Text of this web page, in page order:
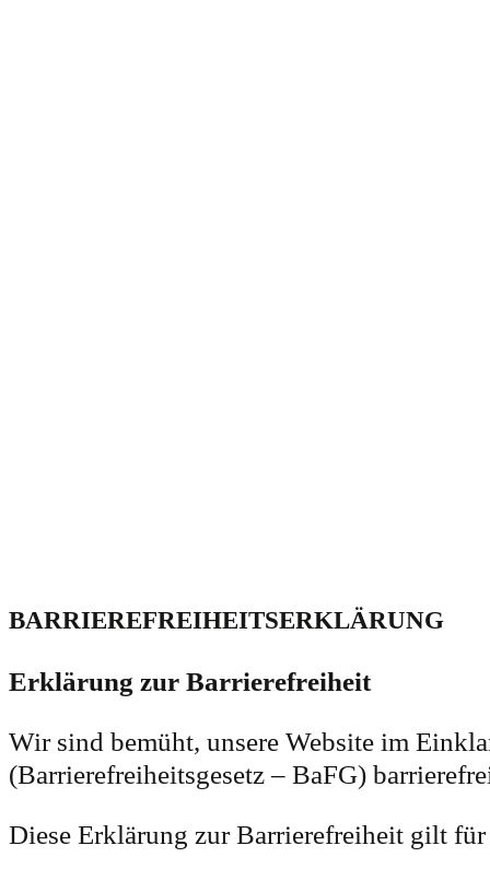
BARRIEREFREIHEITSERKLÄRUNG
Erklärung zur Barrierefreiheit
Wir sind bemüht, unsere Website im
(Barrierefreiheitsgesetz – BaFG)
Diese Erklärung zur Barrierefreiheit gilt